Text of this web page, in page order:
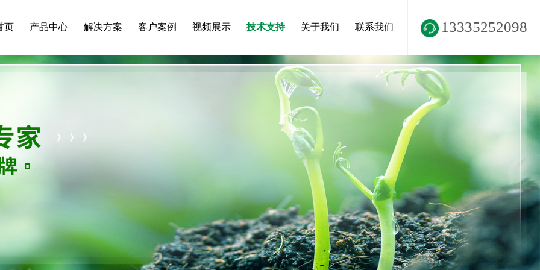
13335252098
页 产品中心 解决方案 客户案例 视频展示 技术支持 关于我们 联系我们